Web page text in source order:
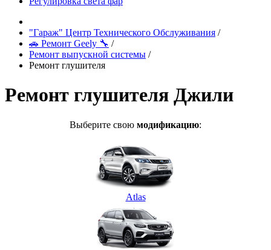
"Гараж" Центр Технического Обслуживания /
🚗 Ремонт Geely 🔧 /
Ремонт выпускной системы /
Ремонт глушителя
Ремонт глушителя Джили
Выберите свою модификацию:
Atlas